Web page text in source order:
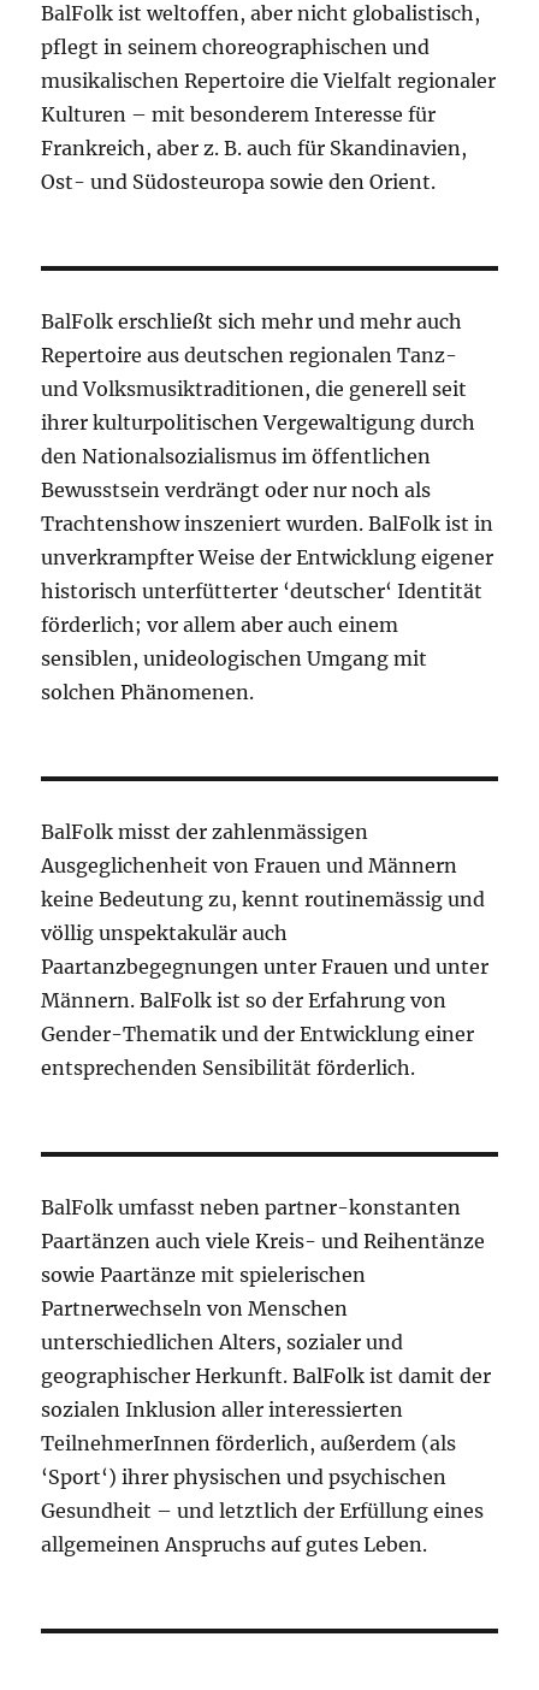
BalFolk ist weltoffen, aber nicht globalistisch,
pflegt in seinem choreographischen und
musikalischen Repertoire die Vielfalt regionaler
Kulturen – mit besonderem Interesse für
Frankreich, aber z. B. auch für Skandinavien,
Ost- und Südosteuropa sowie den Orient.
BalFolk erschließt sich mehr und mehr auch
Repertoire aus deutschen regionalen Tanz-
und Volksmusiktraditionen, die generell seit
ihrer kulturpolitischen Vergewaltigung durch
den Nationalsozialismus im öffentlichen
Bewusstsein verdrängt oder nur noch als
Trachtenshow inszeniert wurden. BalFolk ist in
unverkrampfter Weise der Entwicklung eigener
historisch unterfütterter ‘deutscher‘ Identität
förderlich; vor allem aber auch einem
sensiblen, unideologischen Umgang mit
solchen Phänomenen.
BalFolk misst der zahlenmässigen
Ausgeglichenheit von Frauen und Männern
keine Bedeutung zu, kennt routinemässig und
völlig unspektakulär auch
Paartanzbegegnungen unter Frauen und unter
Männern. BalFolk ist so der Erfahrung von
Gender-Thematik und der Entwicklung einer
entsprechenden Sensibilität förderlich.
BalFolk umfasst neben partner-konstanten
Paartänzen auch viele Kreis- und Reihentänze
sowie Paartänze mit spielerischen
Partnerwechseln von Menschen
unterschiedlichen Alters, sozialer und
geographischer Herkunft. BalFolk ist damit der
sozialen Inklusion aller interessierten
TeilnehmerInnen förderlich, außerdem (als
‘Sport‘) ihrer physischen und psychischen
Gesundheit – und letztlich der Erfüllung eines
allgemeinen Anspruchs auf gutes Leben.